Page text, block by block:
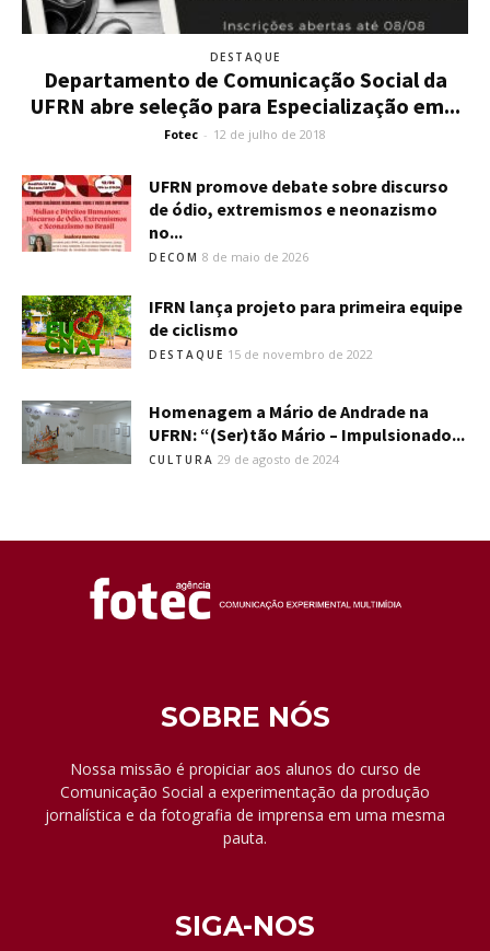
DESTAQUE
Departamento de Comunicação Social da
UFRN abre seleção para Especialização em...
Fotec - 12 de julho de 2018
UFRN promove debate sobre discurso
de ódio, extremismos e neonazismo
no...
DECOM 8 de maio de 2026
IFRN lança projeto para primeira equipe
de ciclismo
DESTAQUE 15 de novembro de 2022
Homenagem a Mário de Andrade na
UFRN: “(Ser)tão Mário – Impulsionado...
CULTURA 29 de agosto de 2024
SOBRE NÓS
Nossa missão é propiciar aos alunos do curso de
Comunicação Social a experimentação da produção
jornalística e da fotografia de imprensa em uma mesma
pauta.
SIGA-NOS